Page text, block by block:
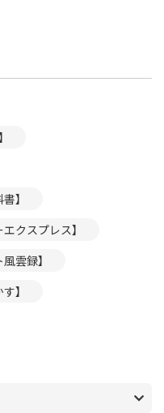
】
クスプレス】
雲録】
】